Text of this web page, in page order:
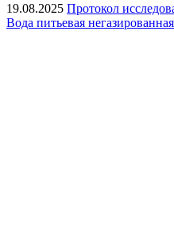
19.08.2025 Протокол
Вода питьевая